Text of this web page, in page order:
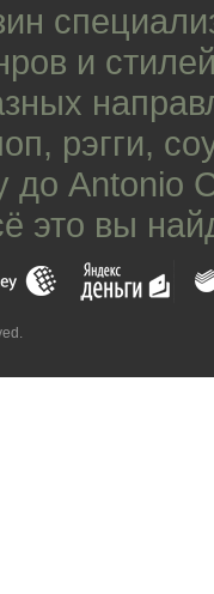
и
, рэгги,
до Antonio
это вы